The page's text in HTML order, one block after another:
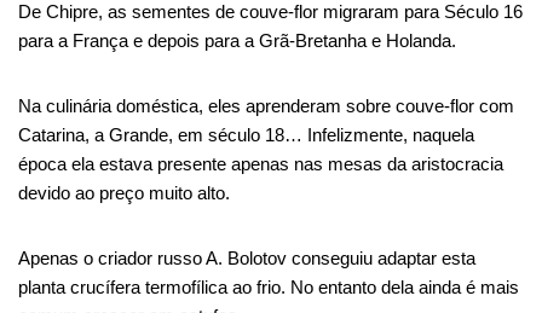
De Chipre, as sementes de couve-flor migraram para Século 16
para a França e depois para a Grã-Bretanha e Holanda.
Na culinária doméstica, eles aprenderam sobre couve-flor com
Catarina, a Grande, em século 18… Infelizmente, naquela
época ela estava presente apenas nas mesas da aristocracia
devido ao preço muito alto.
Apenas o criador russo A. Bolotov conseguiu adaptar esta
planta crucífera termofílica ao frio. No entanto dela ainda é mais